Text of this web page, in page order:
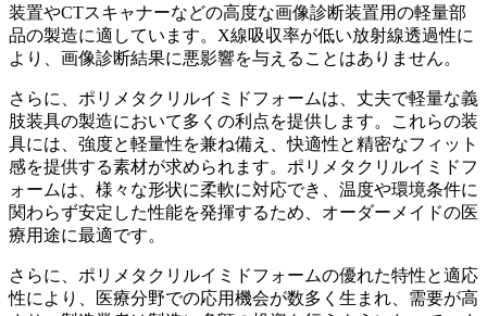
装置やCTスキャナーなどの高度な画像診断装置用の軽量部
品の製造に適しています。X線吸収率が低い放射線透過性に
より、画像診断結果に悪影響を与えることはありません。
さらに、ポリメタクリルイミドフォームは、丈夫で軽量な義
肢装具の製造において多くの利点を提供します。これらの装
具には、強度と軽量性を兼ね備え、快適性と精密なフィット
感を提供する素材が求められます。ポリメタクリルイミドフ
ォームは、様々な形状に柔軟に対応でき、温度や環境条件に
関わらず安定した性能を発揮するため、オーダーメイドの医
療用途に最適です。
さらに、ポリメタクリルイミドフォームの優れた特性と適応
性により、医療分野での応用機会が数多く生まれ、需要が高